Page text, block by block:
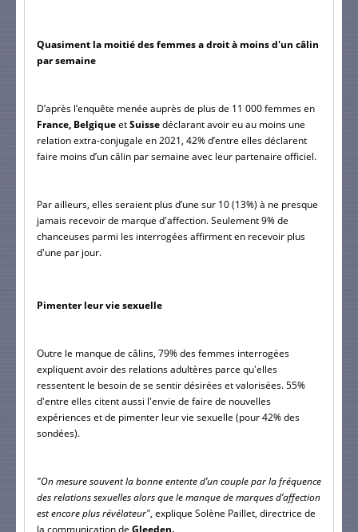
Quasiment la moitié des femmes a droit à moins d'un câlin
par semaine
France, Belgique et Suisse déclarant avoir eu au moins une
relation extra-conjugale en 2021, 42% d’entre elles déclarent
faire moins d’un câlin par semaine avec leur partenaire officiel.
Par ailleurs, elles seraient plus d’une sur 10 (13%) à ne presque
jamais recevoir de marque d'affection. Seulement 9% de
chanceuses parmi les interrogées affirment en recevoir plus
d'une par jour.
Pimenter leur vie sexuelle
Outre le manque de câlins, 79% des femmes interrogées
expliquent avoir des relations adultères parce qu'elles
ressentent le besoin de se sentir désirées et valorisées. 55%
d'entre elles citent aussi l'envie de faire de nouvelles
expériences et de pimenter leur vie sexuelle (pour 42% des
sondées).
"On mesure souvent la bonne entente d’un couple par la fréquence
des relations sexuelles alors que le manque de marques d’affection
est encore plus révélateur", explique Solène Paillet, directrice de